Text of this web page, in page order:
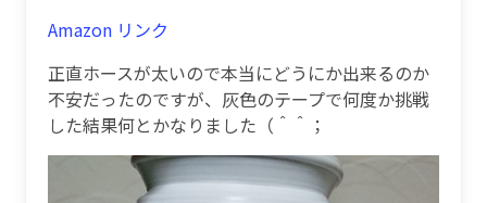
Amazon リンク
正直ホースが太いので本当にどうにか出来るのか
不安だったのですが、灰色のテープで何度か挑戦
した結果何とかなりました（＾＾；